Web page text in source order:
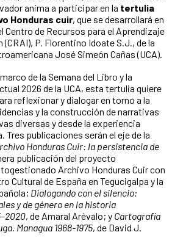
anima a participar en la tertulia
Honduras cuir, que se desarrollará en
Centro de Recursos para el Aprendizaje
P. Florentino Idoate S.J., de la
José Simeón Cañas (UCA).
de la Semana del Libro y la
2026 de la UCA, esta tertulia quiere
reflexionar y dialogar en torno a la
y la construcción de narrativas
diversas y desde la experiencia
Tres publicaciones serán el eje de la
Honduras Cuir: la persistencia de
publicación del proyecto
Archivo Honduras Cuir con
Cultural de España en Tegucigalpa y la
Dialogando con el silencio:
y de género en la historia
, de Amaral Arévalo; y Cartografía
Managua 1968-1975, de David J.